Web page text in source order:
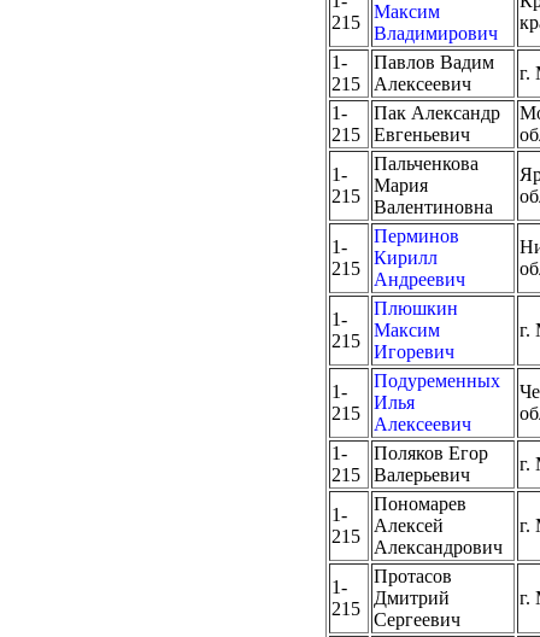
215
Максим
Владимирович
1-
215
Павлов Вадим
Алексеевич
г.
1-
215
Пак Александр
Евгеньевич
1-
215
Пальченкова
Мария
Валентиновна
1-
215
Перминов
Кирилл
Андреевич
1-
215
Плюшкин
Максим
Игоревич
г.
1-
215
Подуременных
Илья
Алексеевич
1-
215
Поляков Егор
Валерьевич
г.
1-
215
Пономарев
Алексей
Александрович
г.
1-
215
Протасов
Дмитрий
Сергеевич
г.